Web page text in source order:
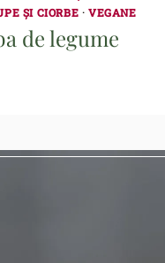
ȘI CIORBE · VEGANE
de legume